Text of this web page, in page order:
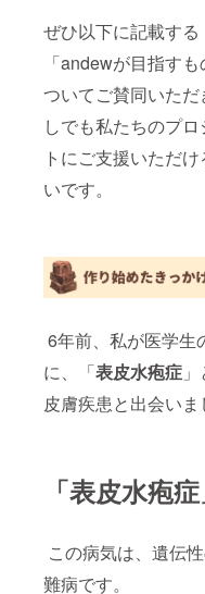
ぜひ以下に記載する
「andewが目指す
ついてご賛同いただ
しでも私たちのプロ
トにご支援いただ
いです。
6年前、私が医学生
に、「表皮水疱症
皮膚疾患と出会いま
「表皮水疱症
この病気は、遺伝
難病です。